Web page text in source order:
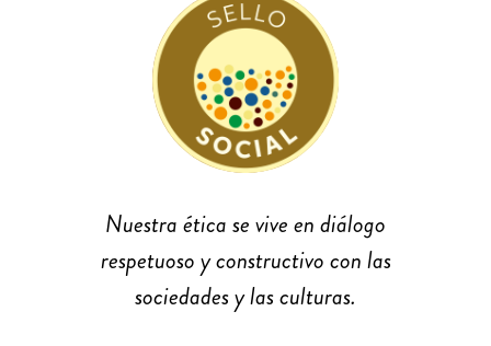
Nuestra ética se vive en diálogo
respetuoso y constructivo con las
sociedades y las culturas.